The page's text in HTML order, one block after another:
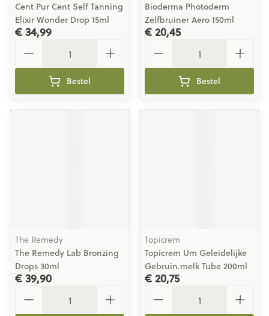
Cent Pur Cent Self Tanning
Elixir Wonder Drop 15ml
€ 34,99
Bestel
Bioderma Photoderm
Zelfbruiner Aero 150ml
€ 20,45
Bestel
The Remedy
The Remedy Lab Bronzing
Drops 30ml
€ 39,90
Topicrem
Topicrem Um Geleidelijke
Gebruin.melk Tube 200ml
€ 20,75